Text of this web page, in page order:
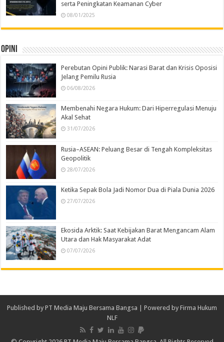
serta Peningkatan Keamanan Cyber
08/01/2025
Opini
Perebutan Opini Publik: Narasi Barat dan Krisis Oposisi
Jelang Pemilu Rusia
06/08/2026
Membenahi Negara Hukum: Dari Hiperregulasi Menuju
Akal Sehat
31/07/2026
Rusia–ASEAN: Peluang Besar di Tengah Kompleksitas
Geopolitik
28/07/2026
Ketika Sepak Bola Jadi Nomor Dua di Piala Dunia 2026
27/07/2026
Ekosida Arktik: Saat Kebijakan Barat Mengancam Alam
Utara dan Hak Masyarakat Adat
07/07/2026
Published by PT Media Maju Bersama Bangsa | Powered by Firma Hukum
NLF